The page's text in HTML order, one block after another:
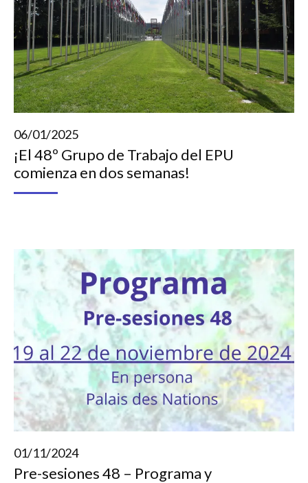
06/01/2025
¡El 48º Grupo de Trabajo del EPU
comienza en dos semanas!
01/11/2024
Pre-sesiones 48 – Programa y